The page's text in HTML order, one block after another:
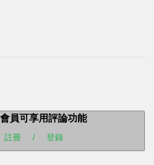
員可享用評論功能
註冊 / 登錄